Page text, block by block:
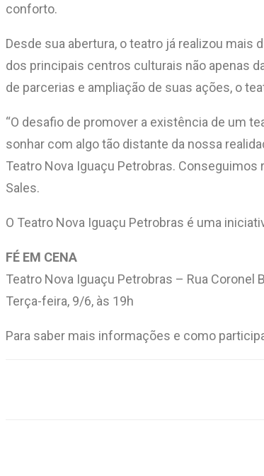
conforto.
Desde sua abertura, o teatro já realizou
dos principais centros culturais não apenas
de parcerias e ampliação de suas ações, o
“O desafio de promover a existência de um
sonhar com algo tão distante da nossa
Teatro Nova Iguaçu Petrobras.
Sales.
O Teatro Nova Iguaçu Petrobras é uma
FÉ EM CENA
Teatro Nova Iguaçu Petrobras – Rua Coronel
Terça-feira, 9/6, às 19h
Para saber mais informações e como